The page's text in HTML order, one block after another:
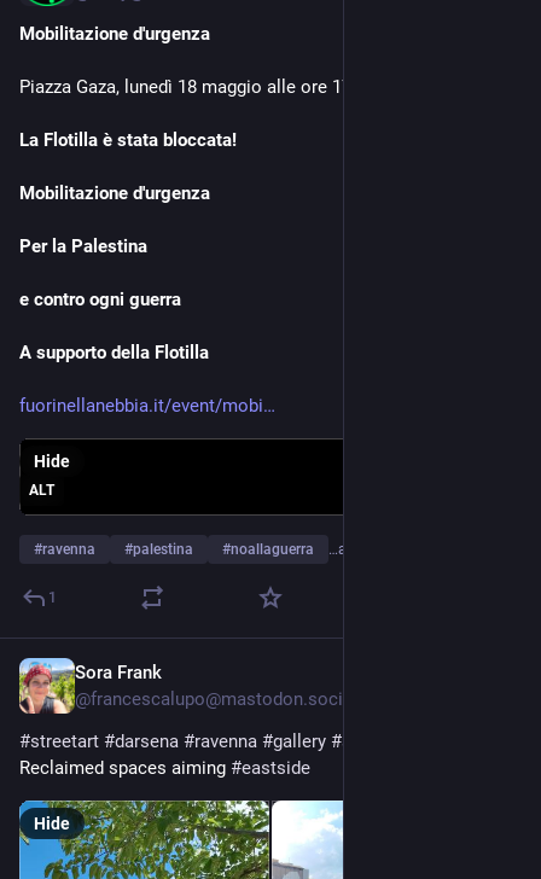
Mobilitazione d'urgenza
Piazza Gaza, lunedì 18 maggio alle ore 17:30 CEST
La Flotilla è stata bloccata!
Mobilitazione d'urgenza
Per la Palestina
e contro ogni guerra
A supporto della Flotilla
fuorinellanebbia.it/event/mobi
ALT
Hide
#ravenna #palestina #noallaguerra …and 2 more
1
Sora Frank
@francescalupo@mastodon.social
#streetart #darsena #ravenna #gallery #shipyard
Reclaimed spaces aiming #eastside
Hide